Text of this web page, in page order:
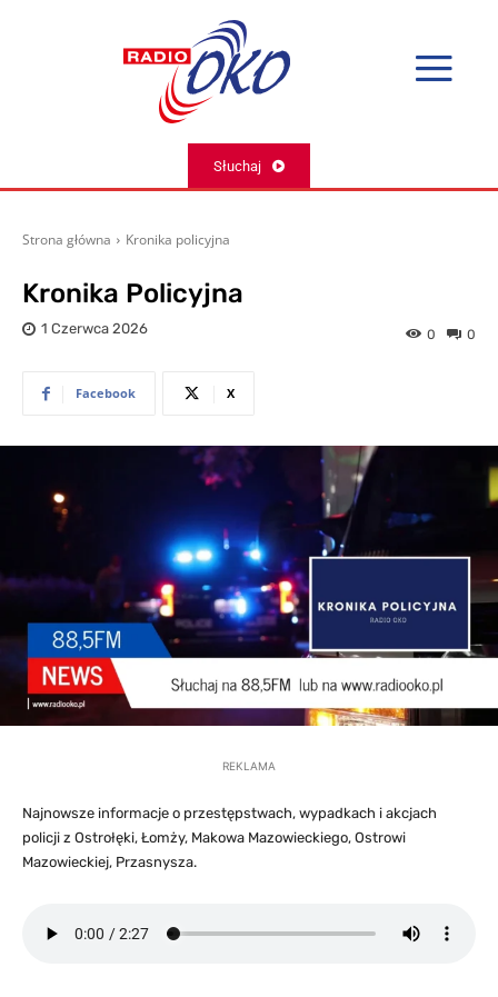
Słuchaj
Strona główna Kronika policyjna
Kronika Policyjna
1 Czerwca 2026 0
0
Facebook X
REKLAMA
Najnowsze informacje o przestępstwach, wypadkach i akcjach
policji z Ostrołęki, Łomży, Makowa Mazowieckiego, Ostrowi
Mazowieckiej, Przasnysza.